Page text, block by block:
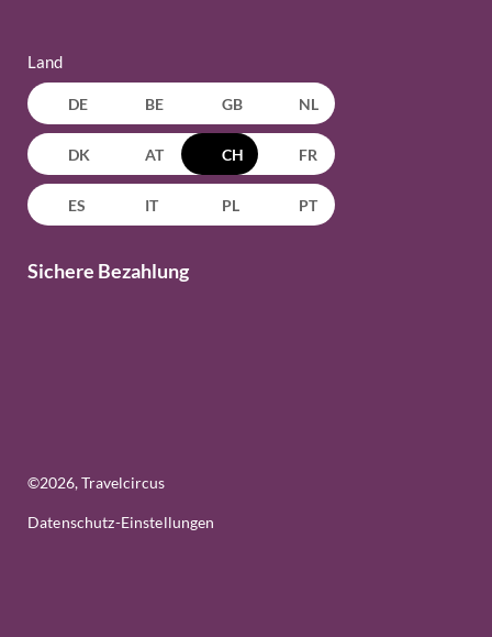
Land
DE BE GB NL
DK AT CH FR
ES IT PL PT
Sichere Bezahlung
©2026, Travelcircus
Datenschutz-Einstellungen